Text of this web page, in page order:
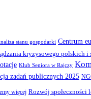
stanu gospodarki Centrum
kryzysowego polskich i
Klub Seniora w Rajczy
zadań publicznych 2025
więcej Rozwój społeczności